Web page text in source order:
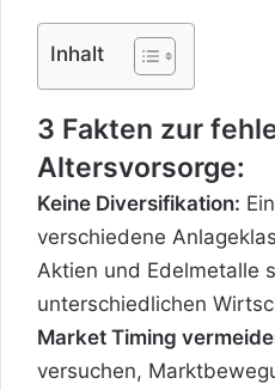
Inhalt
3 Fakten zur
Altersvorsorge:
Keine Diversifikation:
verschiedene
Aktien und Edelmetalle
unterschiedlichen
Market Timing
versuchen,